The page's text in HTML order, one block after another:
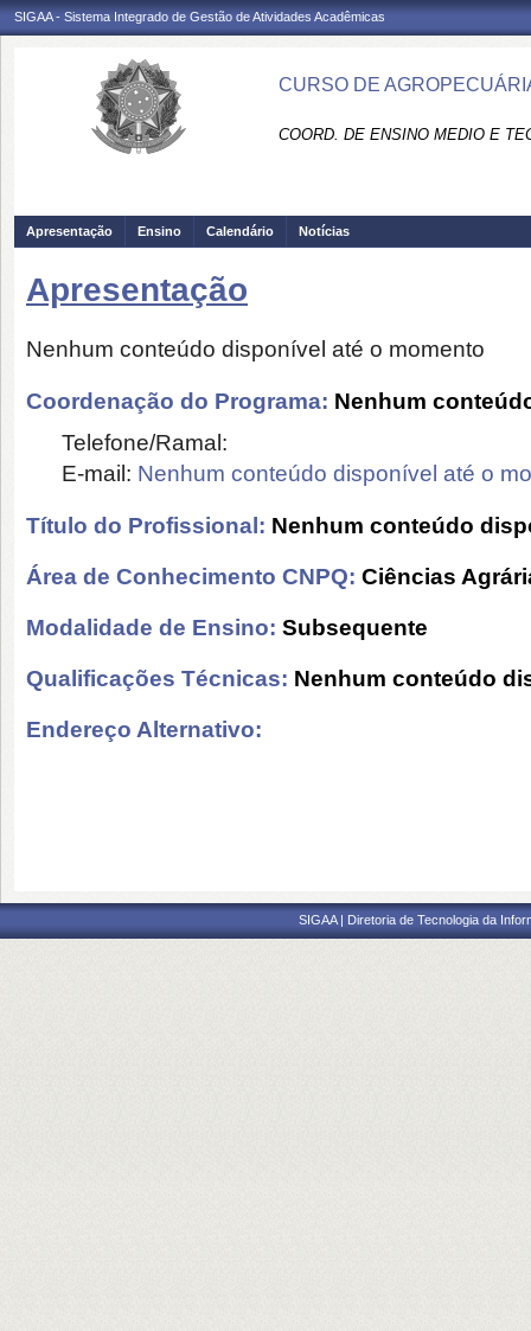
SIGAA - Sistema Integrado de Gestão de Atividades Acadêmicas
CURSO DE
COORD. DE ENSINO MEDIO E
Apresentação Ensino Calendário Notícias
Apresentação
Nenhum conteúdo disponível até o momento
Coordenação do Programa: Nenhum
Telefone/Ramal:
E-mail: Nenhum conteúdo disponível até o
Título do Profissional: Nenhum conteúdo
Área de Conhecimento CNPQ: Ciências
Modalidade de Ensino: Subsequente
Qualificações Técnicas: Nenhum conteúdo
Endereço Alternativo:
SIGAA | Diretoria de Tecnologia da